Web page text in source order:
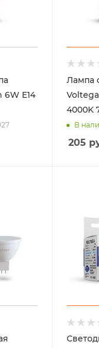
6W Е14
Лампа
4000K
В
205